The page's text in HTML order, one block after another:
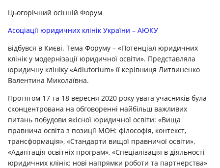
Цьогорічний осінній Форум
Асоціації юридичних клінік України – АЮКУ
відбувся в Києві. Тема Форуму – «Потенціал юридичних
клінік у модернізації юридичної освіти». Представляла
юридичну клініку «Adiutorium» її керівниця Литвиненко
Валентина Миколаївна.
Протягом 17 та 18 вересня 2020 року увага учасників була
сконцентрована на обговоренні найбільш важливих
питань побудови якісної юридичної освіти: «Вища
правнича освіта з позиції МОН: філософія, контекст,
трансформація», «Стандарти вищої правничої освіти»,
«Адаптація освітніх програм», «Спеціалізація в діяльності
юридичних клінік: нові напрямки роботи та партнерства»